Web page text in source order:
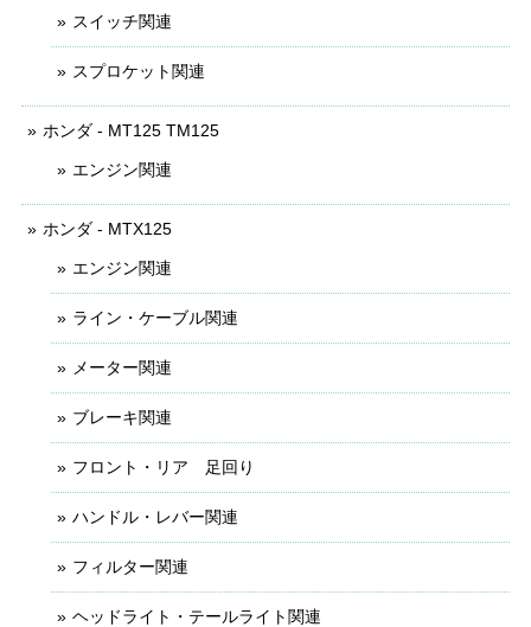
スイッチ関連
スプロケット関連
ホンダ - MT125 TM125
エンジン関連
ホンダ - MTX125
エンジン関連
ライン・ケーブル関連
メーター関連
ブレーキ関連
フロント・リア 足回り
ハンドル・レバー関連
フィルター関連
ヘッドライト・テールライト関連